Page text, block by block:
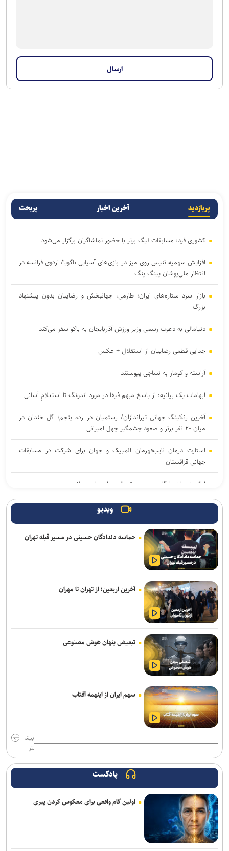
پربازدید آخرین اخبار پربحث
کشوری فرد: مسابقات لیگ برتر با حضور تماشاگران برگزار می‌شود
افزایش سهمیه تنیس روی میز در بازی‌های آسیایی ناگویا/ اردوی فرانسه در
انتظار ملی‌پوشان پینگ پنگ
بازار سرد ستاره‌های ایران؛ طارمی، جهانبخش و رضاییان بدون پیشنهاد
بزرگ
دنیامالی به دعوت رسمی وزیر ورزش آذربایجان به باکو سفر می‌کند
جدایی قطعی رضاییان از استقلال + عکس
آراسته و کومار به نساجی پیوستند
ابهامات یک بیانیه؛ از پاسخ مبهم فیفا در مورد اندونگ تا استعلامِ آسانی
آخرین رنکینگ جهانی تیراندازان/ رستمیان در رده پنجم؛ گل خندان در
میان ۲۰ نفر برتر و صعود چشمگیر چهل امیرانی
استارت درمان نایب‌قهرمان المپیک و جهان برای شرکت در مسابقات
جهانی قزاقستان
ارائه خدمات رایگان مجموعه توچال به اصحاب رسانه
شکوری: امیدوارم برخلاف گذشته، بتوانیم در رده امید به موفقیت برسیم
آرمان الهی بعد از جهانی باکو، به جهانی اسلواکی می‌رود/ عنوان‌دار ایرانی
جهان که قهرمان ۲ رشته آزاد و فرنگی شده بود
رسمی| پنجره استقلال بسته ماند
سالاری مشاور مدیرعامل پرسپولیس شد
تغییر ساختار در معاونت ورزشی باشگاه پرسپولیس؛ تشکیل سه مدیریت
مستقل
آراسته به نساجی پیوست
اعلام شماره پیراهن بازیکنان پرسپولیس برای لیگ بیست‌وششم
مسابقات دوومیدانی بلاروس| کسب ۶ مدال توسط ملی‌پوشان ایران
عیسی‌لو به چادرملو اردکان پیوست
تکواندو هانمادانگ ۲۰۲۶| پایان کار نمایندگان ایران با کسب ۲۶ مدال
ربیعی سرمربی شاهین بندرعامری شد
اعلام اسامی نامزدهای تایید صلاحیت شده ریاست فدراسیون بدنسازی و
پرورش اندام/ حضور عضو هیات مدیره پرسپولیس
کلباسی به چادرملو پیوست
عالیشاه در یک قدمی گل‌گهر
ویدیو
حماسه دلدادگان حسینی در مسیر قبله تهران
آخرین اربعین؛ از تهران تا مهران
تبعیض پنهان هوش مصنوعی
سهم ایران از اینهمه آفتاب
بیش
تر
پادکست
اولین گام واقعی برای معکوس کردن پیری